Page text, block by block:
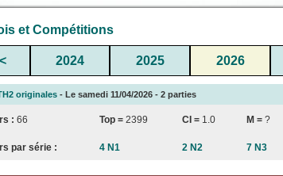
et Compétitions
2024 2025 2026
originales - Le samedi 11/04/2026 - 2 parties
: 66 Top = 2399 CI = 1.0 M = ?
par série : 4 N1 2 N2 7 N3